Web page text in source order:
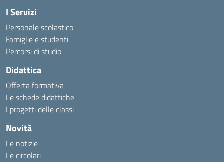
I Servizi
Personale scolastico
Famiglie e studenti
Percorsi di studio
Didattica
Offerta formativa
Le schede didattiche
I progetti delle classi
Novità
Le notizie
Le circolari